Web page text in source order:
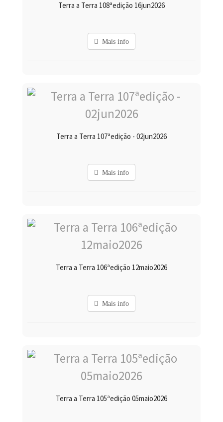
Terra a Terra 108ªedição 16jun2026
Mais info
Terra a Terra 107ªedição - 02jun2026
Mais info
Terra a Terra 106ªedição 12maio2026
Mais info
Terra a Terra 105ªedição 05maio2026